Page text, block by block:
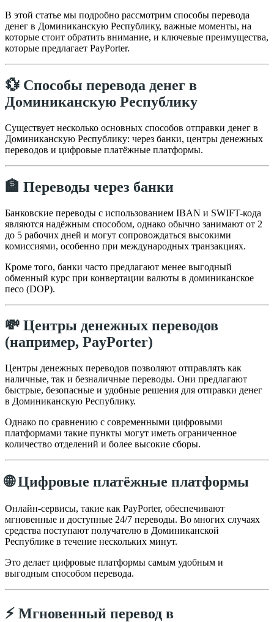
В этой статье мы подробно рассмотрим способы перевода
денег в Доминиканскую Республику, важные моменты, на
которые стоит обратить внимание, и ключевые преимущества,
которые предлагает PayPorter.
💱 Способы перевода денег в
Доминиканскую Республику
Существует несколько основных способов отправки денег в
Доминиканскую Республику: через банки, центры денежных
переводов и цифровые платёжные платформы.
🏦 Переводы через банки
Банковские переводы с использованием IBAN и SWIFT-кода
являются надёжным способом, однако обычно занимают от 2
до 5 рабочих дней и могут сопровождаться высокими
комиссиями, особенно при международных транзакциях.
Кроме того, банки часто предлагают менее выгодный
обменный курс при конвертации валюты в доминиканское
песо (DOP).
💸 Центры денежных переводов
(например, PayPorter)
Центры денежных переводов позволяют отправлять как
наличные, так и безналичные переводы. Они предлагают
быстрые, безопасные и удобные решения для отправки денег
в Доминиканскую Республику.
Однако по сравнению с современными цифровыми
платформами такие пункты могут иметь ограниченное
количество отделений и более высокие сборы.
🌐 Цифровые платёжные платформы
Онлайн-сервисы, такие как PayPorter, обеспечивают
мгновенные и доступные 24/7 переводы. Во многих случаях
средства поступают получателю в Доминиканской
Республике в течение нескольких минут.
Это делает цифровые платформы самым удобным и
выгодным способом перевода.
⚡ Мгновенный перевод в